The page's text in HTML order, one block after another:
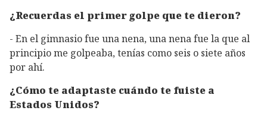
¿Recuerdas el primer golpe que te dieron?
- En el gimnasio fue una nena, una nena fue la que al
principio me golpeaba, tenías como seis o siete años
por ahí.
¿Cómo te adaptaste cuándo te fuiste a
Estados Unidos?